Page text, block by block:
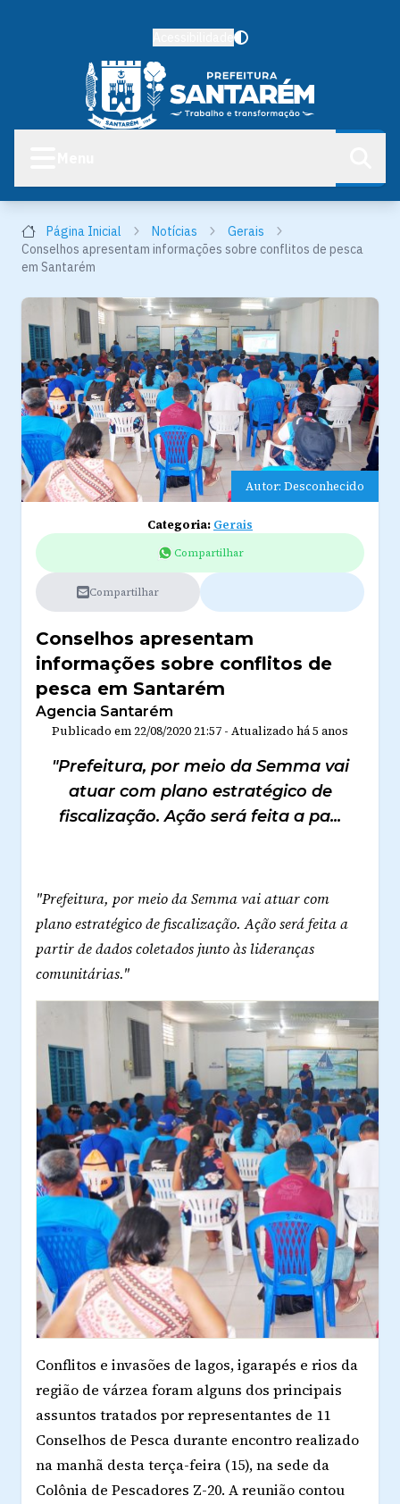
Página Inicial Notícias
Gerais
Conselhos apresentam informações sobre conflitos de pesca
em Santarém
Autor: Desconhecido
Categoria: Gerais
Compartilhar
Compartilhar
Conselhos apresentam
informações sobre conflitos de
pesca em Santarém
Agencia Santarém
Publicado em 22/08/2020 21:57 - Atualizado há 5 anos
"Prefeitura, por meio da Semma vai
atuar com plano estratégico de
fiscalização. Ação será feita a pa...
"Prefeitura, por meio da Semma vai atuar com
plano estratégico de fiscalização. Ação será feita a
partir de dados coletados junto às lideranças
comunitárias."
Conflitos e invasões de lagos, igarapés e rios da
região de várzea foram alguns dos principais
assuntos tratados por representantes de 11
Conselhos de Pesca durante encontro realizado
na manhã desta terça-feira (15), na sede da
Colônia de Pescadores Z-20. A reunião contou